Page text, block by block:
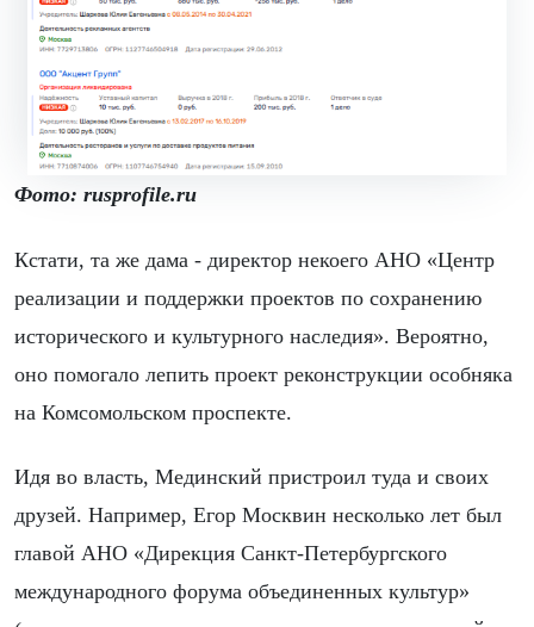
Фото: rusprofile.ru
Кстати, та же дама - директор некоего АНО «Центр
реализации и поддержки проектов по сохранению
исторического и культурного наследия». Вероятно,
оно помогало лепить проект реконструкции особняка
на Комсомольском проспекте.
Идя во власть, Мединский пристроил туда и своих
друзей. Например, Егор Москвин несколько лет был
главой АНО «Дирекция Санкт-Петербургского
международного форума объединенных культур»